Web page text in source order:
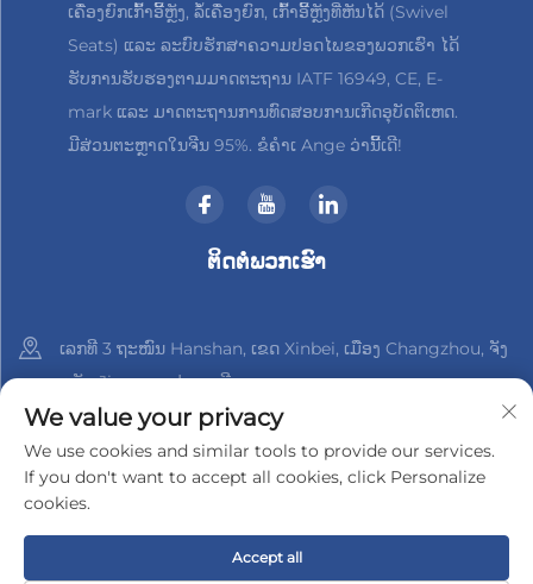
ເຄື່ອງຍົກເກົ້າອີ້ຫຼັງ, ລໍ້ເຄື່ອງຍົກ, ເກົ້າອີ້ຫຼັງທີ່ຫັນໄດ້ (Swivel
Seats) ແລະ ລະບົບຮັກສາຄວາມປອດໄພຂອງພວກເຮົາ ໄດ້
ຮັບການຮັບຮອງຕາມມາດຕະຖານ IATF 16949, CE, E-
mark ແລະ ມາດຕະຖານການທົດສອບການເກີດອຸບັດຕິເຫດ.
ມີສ່ວນຕະຫຼາດໃນຈີນ 95%. ຂໍຄຳເ Ange ວ່ານີ້ເດີ!
ຕິດຕໍ່ພວກເຮົາ
ເລກທີ 3 ຖະໜົນ Hanshan, ເຂດ Xinbei, ເມືອງ Changzhou, ຈັງ
ຫວັດ Jiangsu, ປະເທດຈີນ
+86-18961288218
[email protected]
ລິขະສິດ © 2025 າງຊູ Xinder-Tech Electronics Co., Ltd.
We value your privacy
We use cookies and similar tools to provide our services.
If you don't want to accept all cookies, click Personalize
cookies.
Accept all